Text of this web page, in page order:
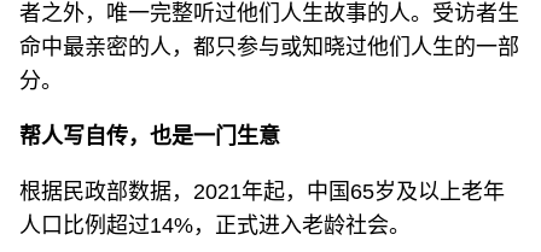
者之外，唯一完整听过他们人生故事的人。受访者生
命中最亲密的人，都只参与或知晓过他们人生的一部
分。
帮人写自传，也是一门生意
根据民政部数据，2021年起，中国65岁及以上老年
人口比例超过14%，正式进入老龄社会。